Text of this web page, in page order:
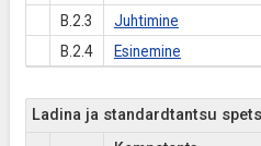
B.2.3
Juhtimine
B.2.4
Esinemine
Ladina ja standardtantsu